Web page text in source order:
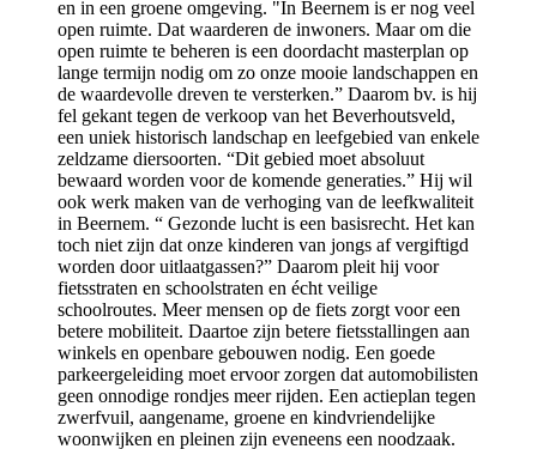
en in een groene omgeving. "In Beernem is er nog veel
open ruimte. Dat waarderen de inwoners. Maar om die
open ruimte te beheren is een doordacht masterplan op
lange termijn nodig om zo onze mooie landschappen en
de waardevolle dreven te versterken.” Daarom bv. is hij
fel gekant tegen de verkoop van het Beverhoutsveld,
een uniek historisch landschap en leefgebied van enkele
zeldzame diersoorten. “Dit gebied moet absoluut
bewaard worden voor de komende generaties.” Hij wil
ook werk maken van de verhoging van de leefkwaliteit
in Beernem. “ Gezonde lucht is een basisrecht. Het kan
toch niet zijn dat onze kinderen van jongs af vergiftigd
worden door uitlaatgassen?” Daarom pleit hij voor
fietsstraten en schoolstraten en écht veilige
schoolroutes. Meer mensen op de fiets zorgt voor een
betere mobiliteit. Daartoe zijn betere fietsstallingen aan
winkels en openbare gebouwen nodig. Een goede
parkeergeleiding moet ervoor zorgen dat automobilisten
geen onnodige rondjes meer rijden. Een actieplan tegen
zwerfvuil, aangename, groene en kindvriendelijke
woonwijken en pleinen zijn eveneens een noodzaak.